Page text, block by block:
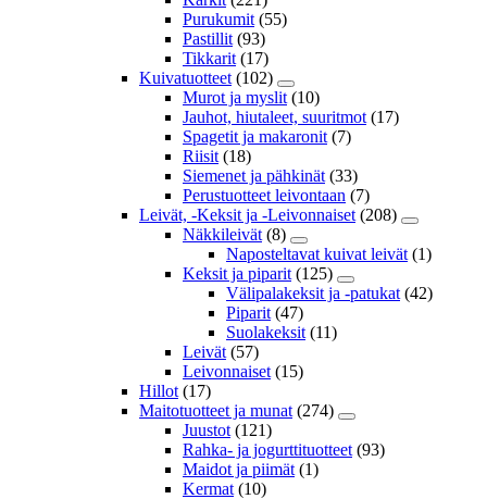
Purukumit (55)
Pastillit (93)
Tikkarit (17)
Kuivatuotteet (102)
Murot ja myslit (10)
Jauhot, hiutaleet, suuritmot (17)
Spagetit ja makaronit (7)
Riisit (18)
Siemenet ja pähkinät (33)
Perustuotteet leivontaan (7)
Leivät, -Keksit ja -Leivonnaiset (208)
Näkkileivät (8)
Naposteltavat kuivat leivät (1)
Keksit ja piparit (125)
Välipalakeksit ja -patukat (42)
Piparit (47)
Suolakeksit (11)
Leivät (57)
Leivonnaiset (15)
Hillot (17)
Maitotuotteet ja munat (274)
Juustot (121)
Rahka- ja jogurttituotteet (93)
Maidot ja piimät (1)
Kermat (10)